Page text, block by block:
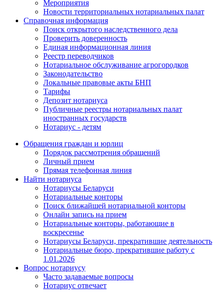
Мероприятия
Новости территориальных нотариальных палат
Справочная информация
Поиск открытого наследственного дела
Проверить доверенность
Единая информационная линия
Реестр переводчиков
Нотариальное обслуживание агрогородков
Законодательство
Локальные правовые акты БНП
Тарифы
Депозит нотариуса
Публичные реестры нотариальных палат
иностранных государств
Нотариус - детям
Обращения граждан и юрлиц
Порядок рассмотрения обращений
Личный прием
Прямая телефонная линия
Найти нотариуса
Нотариусы Беларуси
Нотариальные конторы
Поиск ближайшей нотариальной конторы
Онлайн запись на прием
Нотариальные конторы, работающие в
воскресенье
Нотариусы Беларуси, прекратившие деятельность
Нотариальные бюро, прекратившие работу с
1.01.2026
Вопрос нотариусу
Часто задаваемые вопросы
Нотариус отвечает